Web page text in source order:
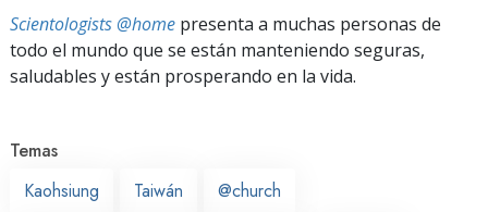
Scientologists @home presenta a muchas personas de
todo el mundo que se están manteniendo seguras,
saludables y están prosperando en la vida.
Temas
Kaohsiung
Taiwán @church